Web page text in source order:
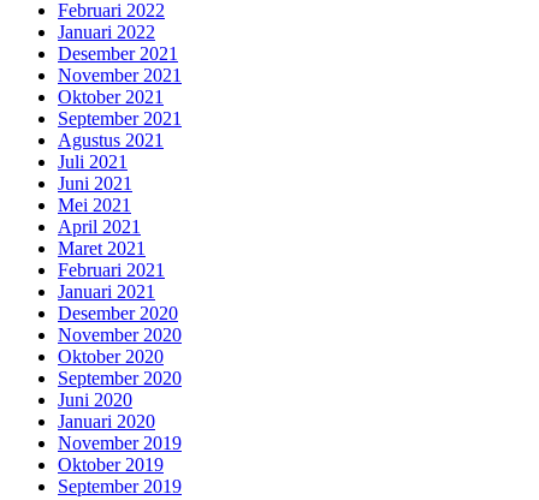
Februari 2022
Januari 2022
Desember 2021
November 2021
Oktober 2021
September 2021
Agustus 2021
Juli 2021
Juni 2021
Mei 2021
April 2021
Maret 2021
Februari 2021
Januari 2021
Desember 2020
November 2020
Oktober 2020
September 2020
Juni 2020
Januari 2020
November 2019
Oktober 2019
September 2019